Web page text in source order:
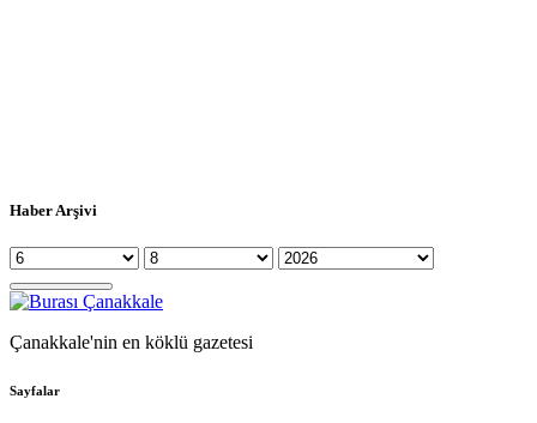
Haber Arşivi
Çanakkale'nin en köklü gazetesi
Sayfalar